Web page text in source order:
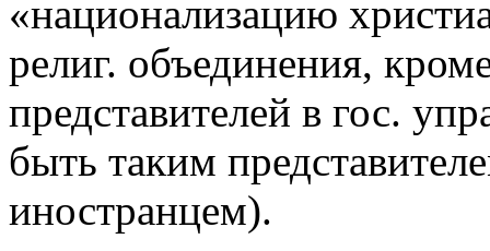
«национализацию
религ. объединения,
представителей в гос.
быть таким
иностранцем).